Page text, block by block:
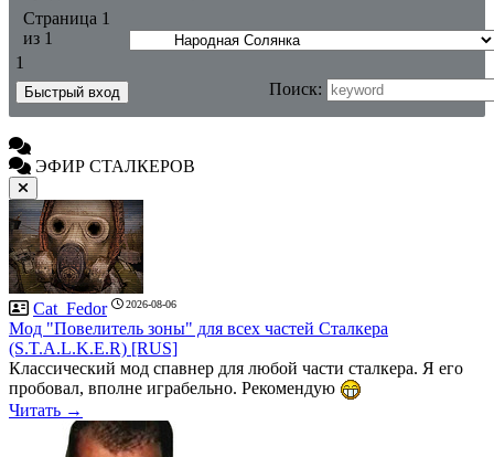
Страница 1
из 1
1
Поиск:
ЭФИР СТАЛКЕРОВ
Cat_Fedor 2026-08-06
Мод "Повелитель зоны" для всех частей Сталкера
(S.T.A.L.K.E.R) [RUS]
Классический мод спавнер для любой части сталкера. Я его
пробовал, вполне играбельно. Рекомендую
Читать →